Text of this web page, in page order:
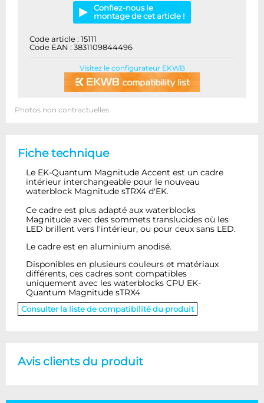
Confiez-nous le
montage de cet article !
Code article : 15111
Code EAN : 3831109844496
Visitez le configurateur EKWB
Photos non contractuelles
Fiche technique
Le EK-Quantum Magnitude Accent est un cadre
intérieur interchangeable pour le nouveau
waterblock Magnitude sTRX4 d'EK.
Ce cadre est plus adapté aux waterblocks
Magnitude avec des sommets translucides où les
LED brillent vers l'intérieur, ou pour ceux sans LED.
Le cadre est en aluminium anodisé.
Disponibles en plusieurs couleurs et matériaux
différents, ces cadres sont compatibles
uniquement avec les waterblocks CPU EK-
Quantum Magnitude sTRX4
Consulter la liste de compatibilité du produit
Avis clients du produit